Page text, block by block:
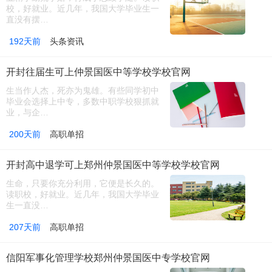
校，好就业。近几年，我国大学毕业生一
直没有摆…
192天前 头条资讯
开封往届生可上仲景国医中等学校学校官网
生当作人杰，死亦为鬼雄。有些同学初中
毕业会选择上中专，多数中职学校狠抓就
业，与企…
200天前 高职单招
开封高中退学可上郑州仲景国医中等学校学校官网
生命，只要你充分利用，它便是长久的。
读职校，好就业。近几年，我国大学毕业
生一直没…
207天前 高职单招
信阳军事化管理学校郑州仲景国医中专学校官网